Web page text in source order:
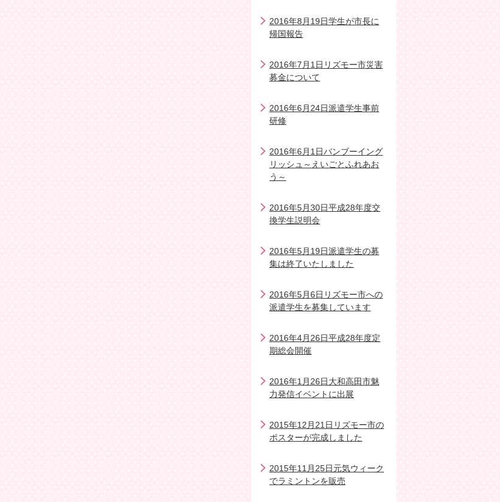
2016年8月19日学生が市長に
帰国報告
2016年7月1日リズモー市災害
募金について
2016年6月24日派遣学生事前
研修
2016年6月1日バンブーイング
リッシュ～えいごとふれあお
う～
2016年5月30日平成28年度交
換学生説明会
2016年5月19日派遣学生の募
集は終了いたしました
2016年5月6日リズモー市への
派遣学生を募集しています
2016年4月26日平成28年度定
期総会開催
2016年1月26日大和高田市魅
力発信イベントに出展
2015年12月21日リズモー市の
ポスターが完成しました
2015年11月25日元気ウィーク
でラミントンを販売